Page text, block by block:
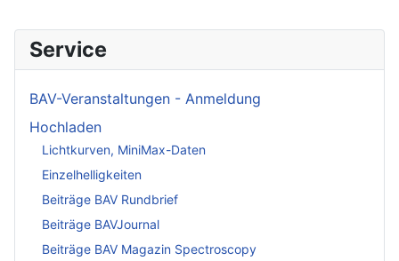
Service
BAV-Veranstaltungen - Anmeldung
Hochladen
Lichtkurven, MiniMax-Daten
Einzelhelligkeiten
Beiträge BAV Rundbrief
Beiträge BAVJournal
Beiträge BAV Magazin Spectroscopy